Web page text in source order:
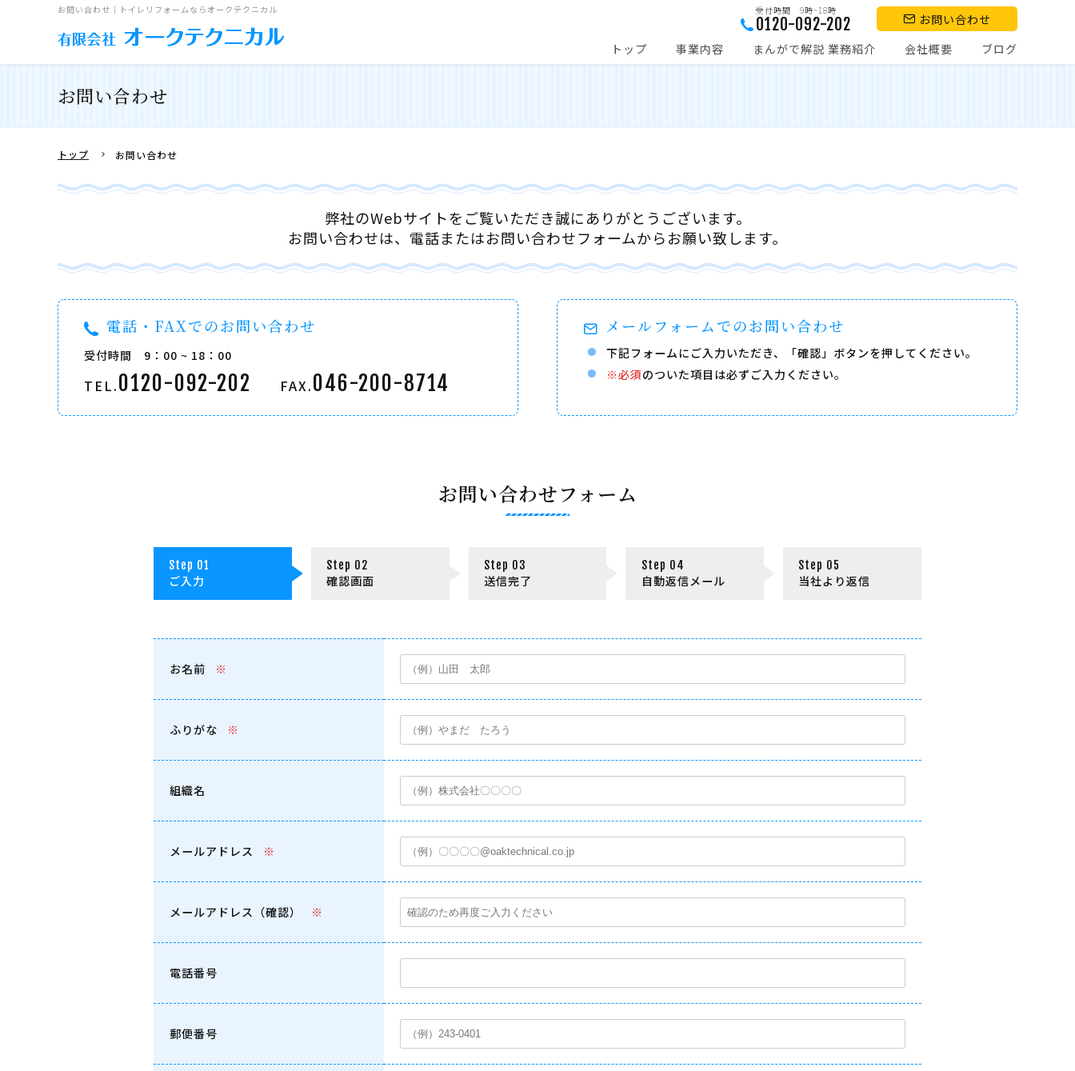
お問い合わせ｜トイレリフォームならオークテクニカル
トップ 事業内容 まんがで解説 業務紹介 会社概要 ブログ
受付時間 9時~18時
0120-092-202 お問い合わせ
お問い合わせ
トップ お問い合わせ
弊社のWebサイトをご覧いただき誠にありがとうございます。
お問い合わせは、電話またはお問い合わせフォームからお願い致します。
電話・FAXでのお問い合わせ
受付時間 9：00 ~ 18：00
TEL.0120-092-202 FAX.046-200-8714
メールフォームでのお問い合わせ
下記フォームにご入力いただき、「確認」ボタンを押してください。
※必須のついた項目は必ずご入力ください。
お問い合わせフォーム
ご入力 確認画面 送信完了 自動返信メール 当社より返信
お名前 ※
ふりがな ※
組織名
メールアドレス ※
メールアドレス（確認） ※
電話番号
郵便番号